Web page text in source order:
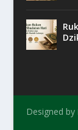
Designed by